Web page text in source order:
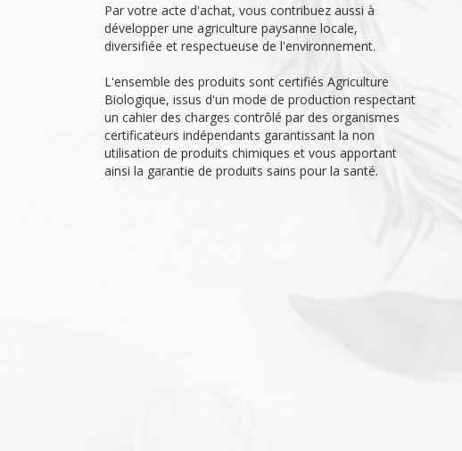
Par votre acte d'achat, vous contribuez aussi à
développer une agriculture paysanne locale,
diversifiée et respectueuse de l'environnement.
L'ensemble des produits sont certifiés Agriculture
Biologique, issus d'un mode de production respectant
un cahier des charges contrôlé par des organismes
certificateurs indépendants garantissant la non
utilisation de produits chimiques et vous apportant
ainsi la garantie de produits sains pour la santé.